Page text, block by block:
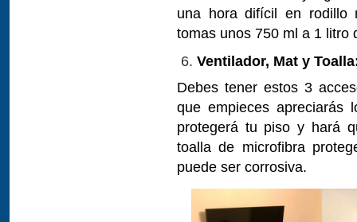
una hora difícil en rodillo
tomas unos 750 ml a 1 litro
Ventilador, Mat y
Debes tener estos 3
que empieces apreciarás
protegerá tu piso y hará
toalla de microfibra
puede ser corrosiva.